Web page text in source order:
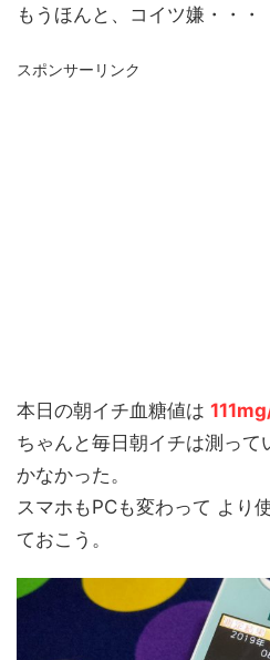
もうほんと、コイツ嫌・・・
スポンサーリンク
本日の朝イチ血糖値は
ちゃんと毎日朝イチは測って
かなかった。
スマホもPCも変わって より
ておこう。